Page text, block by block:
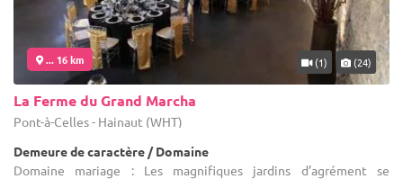
... 16 km (1) (24)
La Ferme du Grand Marcha
Pont-à-Celles - Hainaut (WHT)
Demeure de caractère / Domaine
Domaine mariage : Les magnifiques jardins d’agrément se